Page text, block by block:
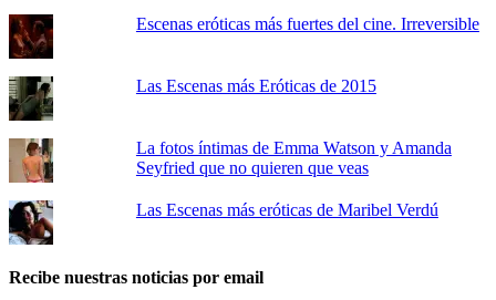
Escenas eróticas más fuertes del cine. Irreversible
Las Escenas más Eróticas de 2015
La fotos íntimas de Emma Watson y Amanda
Seyfried que no quieren que veas
Las Escenas más eróticas de Maribel Verdú
Recibe nuestras noticias por email